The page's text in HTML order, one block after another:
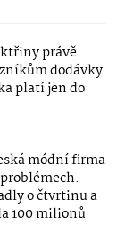
právě
dodávky
platí jen do
módní firma
o čtvrtinu a
100 milionů